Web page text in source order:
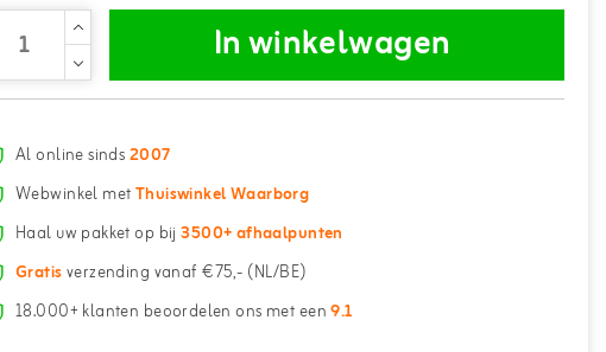
In winkelwagen
Al online sinds2007
Webwinkel metThuiswinkel Waarborg
Haal uw pakket op bij3500+ afhaalpunten
Gratisverzending vanaf €75,- (NL/BE)
18.000+ klanten beoordelen ons met een9.1